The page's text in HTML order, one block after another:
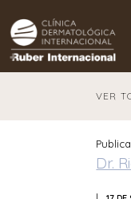
Main Navigation
VER
Dr.